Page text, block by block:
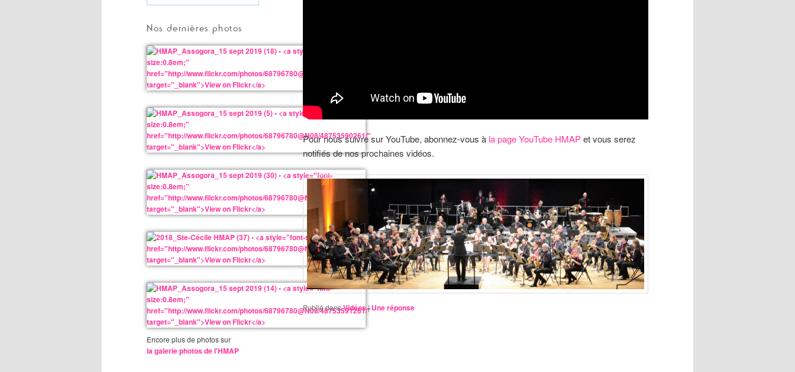
Pour nous suivre sur YouTube, abonnez-vous à la page YouTube HMAPet vous serez
notifiés de nos prochaines vidéos.
Publié dansVidéos |Uneréponse
Nos dernières photos
Encore plus de photos sur
la galerie photos de l'HMAP